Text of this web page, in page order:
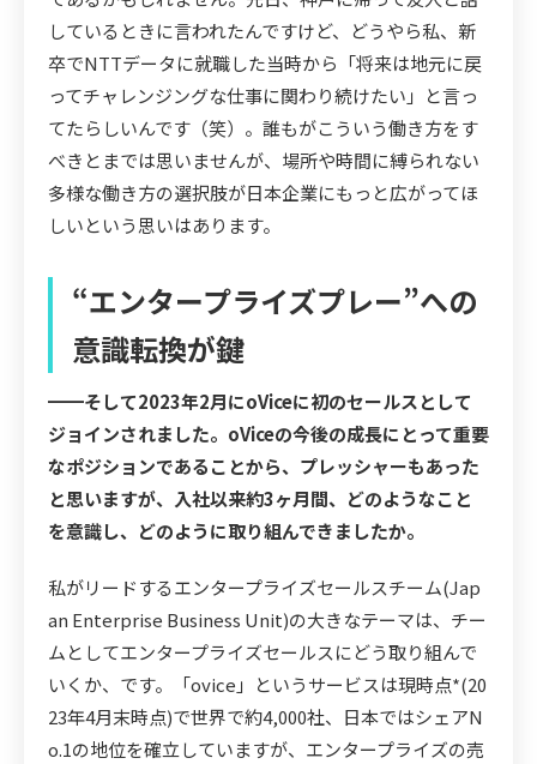
しているときに言われたんですけど、どうやら私、新
卒でNTTデータに就職した当時から「将来は地元に戻
ってチャレンジングな仕事に関わり続けたい」と言っ
てたらしいんです（笑）。誰もがこういう働き方をす
べきとまでは思いませんが、場所や時間に縛られない
多様な働き方の選択肢が日本企業にもっと広がってほ
しいという思いはあります。
“エンタープライズプレー”への
意識転換が鍵
━━そして2023年2月にoViceに初のセールスとして
ジョインされました。oViceの今後の成長にとって重要
なポジションであることから、プレッシャーもあった
と思いますが、入社以来約3ヶ月間、どのようなこと
を意識し、どのように取り組んできましたか。
私がリードするエンタープライズセールスチーム(Jap
an Enterprise Business Unit)の大きなテーマは、チー
ムとしてエンタープライズセールスにどう取り組んで
いくか、です。「ovice」というサービスは現時点*(20
23年4月末時点)で世界で約4,000社、日本ではシェアN
o.1の地位を確立していますが、エンタープライズの売